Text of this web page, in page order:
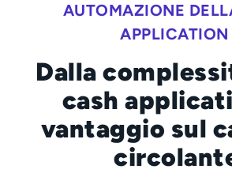
AUTOMAZIONE
APPLICATION
Dalla
cash
vantaggio sul